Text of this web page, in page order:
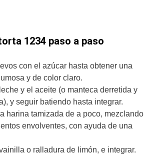
1234 paso a paso
con el azúcar hasta obtener una
y de color claro.
y el aceite (o manteca derretida y
y seguir batiendo hasta integrar.
harina tamizada de a poco, mezclando
envolventes, con ayuda de una
o ralladura de limón, e integrar.